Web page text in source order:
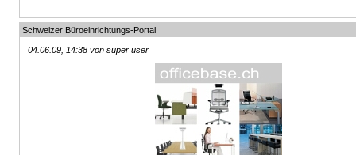
Schweizer Büroeinrichtungs-Portal
04.06.09, 14:38 von super user